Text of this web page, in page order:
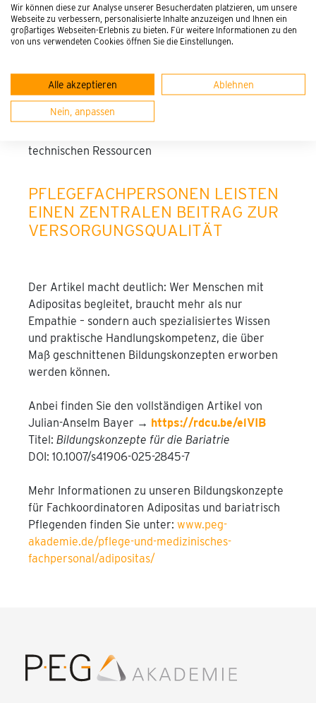
Wir können diese zur Analyse unserer Besucherdaten platzieren, um unsere
Webseite zu verbessern, personalisierte Inhalte anzuzeigen und Ihnen ein
großartiges Webseiten-Erlebnis zu bieten. Für weitere Informationen zu den
von uns verwendeten Cookies öffnen Sie die Einstellungen.
Alle akzeptieren Ablehnen
Nein, anpassen
besonderen Lagerungstechniken
Kommunikation auf Augenhöhe – frei von
Stigmatisierung
Versorgungsprozesse
Verstehen von bariatrischen Eingriffen und
deren Auswirkungen auf Pflegeverläufe
technischen Ressourcen
PFLEGEFACHPERSONEN LEISTEN
EINEN ZENTRALEN BEITRAG ZUR
VERSORGUNGSQUALITÄT
Der Artikel macht deutlich: Wer Menschen mit
Adipositas begleitet, braucht mehr als nur
Empathie – sondern auch spezialisiertes Wissen
und praktische Handlungskompetenz, die über
Maß geschnittenen Bildungskonzepten erworben
werden können.
Anbei finden Sie den vollständigen Artikel von
Julian-Anselm Bayer → https://rdcu.be/elVIB
Titel: Bildungskonzepte für die Bariatrie
DOI: 10.1007/s41906-025-2845-7
Mehr Informationen zu unseren Bildungskonzepte
für Fachkoordinatoren Adipositas und bariatrisch
Pflegenden finden Sie unter: www.peg-
akademie.de/pflege-und-medizinisches-
fachpersonal/adipositas/